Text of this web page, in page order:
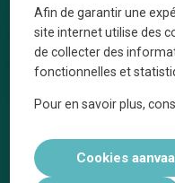
De beste adressen
Blog
Winkelwijken
Tops 10
Afin de garantir une
site internet utilise des
de collecter des
fonctionnelles et
Pour en savoir plus,
Cookies